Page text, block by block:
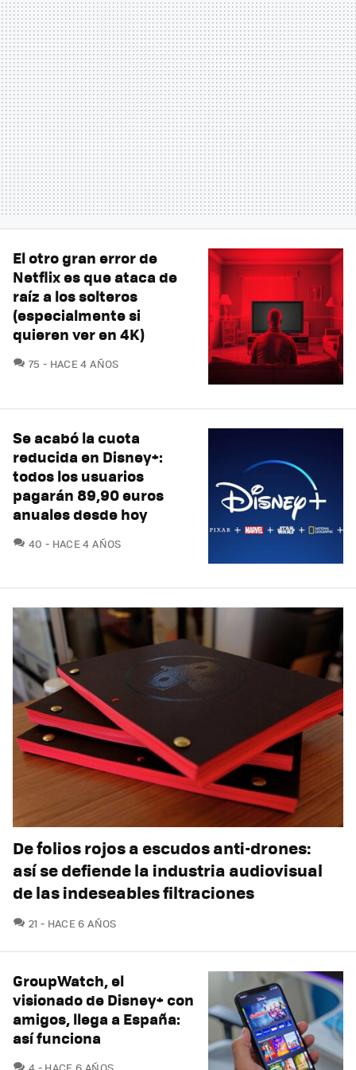
El otro gran error de
Netflix es que ataca de
raíz a los solteros
(especialmente si
quieren ver en 4K)
75 COMENTARIOS
HACE 4 AÑOS
Se acabó la cuota
reducida en Disney+:
todos los usuarios
pagarán 89,90 euros
anuales desde hoy
40 COMENTARIOS
HACE 4 AÑOS
De folios rojos a escudos anti-drones:
así se defiende la industria audiovisual
de las indeseables filtraciones
21 COMENTARIOS
HACE 6 AÑOS
GroupWatch, el
visionado de Disney+ con
amigos, llega a España:
así funciona
4 COMENTARIOS
HACE 6 AÑOS